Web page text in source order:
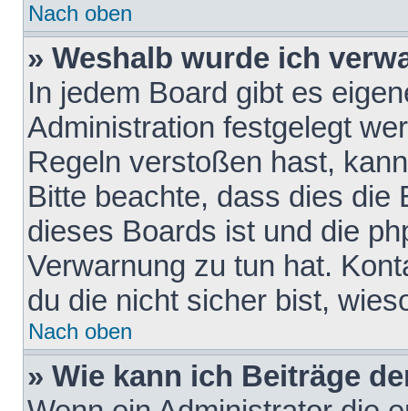
Nach oben
» Weshalb wurde ich
In jedem Board gibt es
Administration festgelegt
Regeln verstoßen hast,
Bitte beachte, dass dies die
dieses Boards ist und die
Verwarnung zu tun hat.
du die nicht sicher bist,
Nach oben
» Wie kann ich Beiträge